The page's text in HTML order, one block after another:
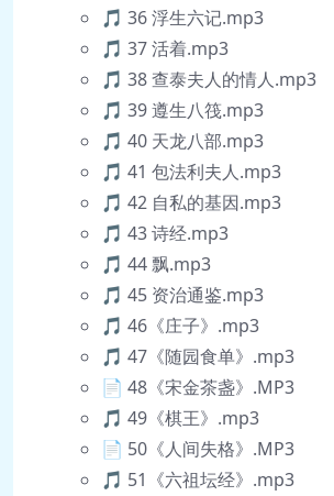
🎵 36 浮生六记.mp3
🎵 37 活着.mp3
🎵 38 查泰夫人的情人.mp3
🎵 39 遵生八筏.mp3
🎵 40 天龙八部.mp3
🎵 41 包法利夫人.mp3
🎵 42 自私的基因.mp3
🎵 43 诗经.mp3
🎵 44 飘.mp3
🎵 45 资治通鉴.mp3
🎵 46《庄子》.mp3
🎵 47《随园食单》.mp3
📄 48《宋金茶盏》.MP3
🎵 49《棋王》.mp3
📄 50《人间失格》.MP3
🎵 51《六祖坛经》.mp3